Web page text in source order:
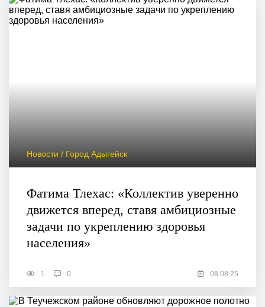
Новости / Город Адыгейск
Фатима Тлехас: «Коллектив уверенно
движется вперед, ставя амбициозные
задачи по укреплению здоровья
населения»
1 0 08.08.25